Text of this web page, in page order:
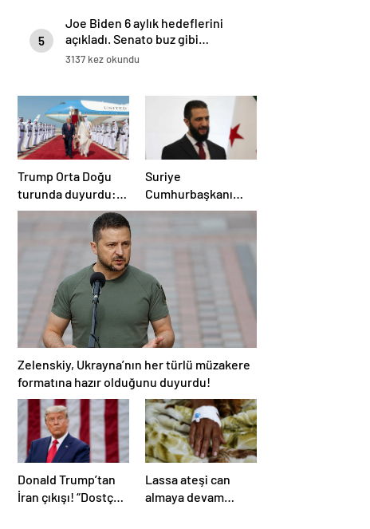
5
Joe Biden 6 aylık hedeflerini
açıkladı. Senato buz gibi…
3137 kez okundu
Trump Orta Doğu
turunda duyurdu:
Katar ile Boeing
arasında 200 milyar
dolarlık anlaşma
Suriye
Cumhurbaşkanı
Şara’dan Başkan
Zelenskiy, Ukrayna’nın her türlü müzakere
formatına hazır olduğunu duyurdu!
Donald Trump’tan
İran çıkışı! “Dostça
Lassa ateşi can
almaya devam